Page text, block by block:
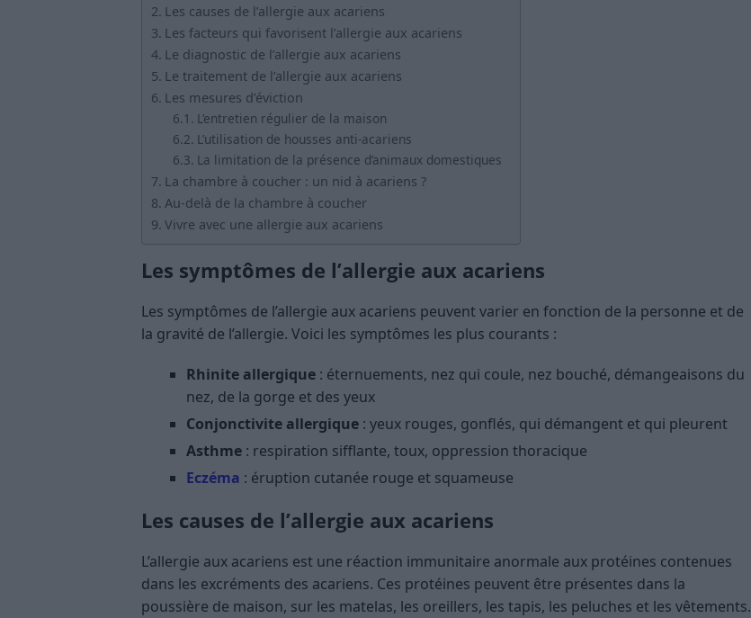
Les causes de l’allergie aux acariens
Les facteurs qui favorisent l’allergie aux acariens
Le diagnostic de l’allergie aux acariens
Le traitement de l’allergie aux acariens
Les mesures d’éviction
L’entretien régulier de la maison
L’utilisation de housses anti-acariens
La limitation de la présence d’animaux domestiques
La chambre à coucher : un nid à acariens ?
Au-delà de la chambre à coucher
Vivre avec une allergie aux acariens
Les symptômes de l’allergie aux acariens
Les symptômes de l’allergie aux acariens peuvent varier en fonction de la personne et de
la gravité de l’allergie. Voici les symptômes les plus courants :
Rhinite allergique : éternuements, nez qui coule, nez bouché, démangeaisons du
nez, de la gorge et des yeux
Conjonctivite allergique : yeux rouges, gonflés, qui démangent et qui pleurent
Asthme : respiration sifflante, toux, oppression thoracique
Eczéma : éruption cutanée rouge et squameuse
Les causes de l’allergie aux acariens
L’allergie aux acariens est une réaction immunitaire anormale aux protéines contenues
dans les excréments des acariens. Ces protéines peuvent être présentes dans la
poussière de maison, sur les matelas, les oreillers, les tapis, les peluches et les vêtements.